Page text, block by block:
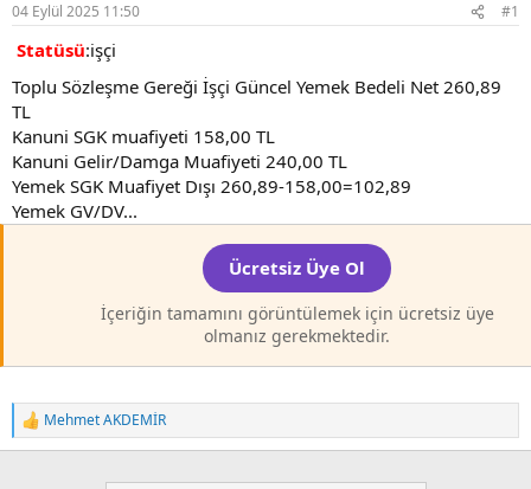
a
t
a
n
a
h
i
04 Eylül 2025 11:50 #1
Statüsü:işçi
Toplu Sözleşme Gereği İşçi Güncel Yemek Bedeli Net 260,89
TL
Kanuni SGK muafiyeti 158,00 TL
Kanuni Gelir/Damga Muafiyeti 240,00 TL
Yemek SGK Muafiyet Dışı 260,89-158,00=102,89
Yemek GV/DV...
Ücretsiz Üye Ol
İçeriğin tamamını görüntülemek için ücretsiz üye
olmanız gerekmektedir.
T
e
Mehmet AKDEMİR